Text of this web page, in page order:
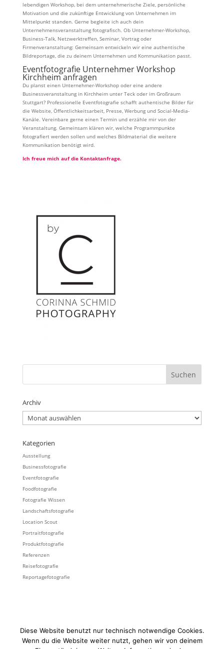
lebendigen Workshop, bei dem unternehmerische Ziele, persönliche
Motivation und die zukünftige Entwicklung von Unternehmen im
Mittelpunkt standen. Gerne begleite ich auch dein
Unternehmensveranstaltung fotografisch. Ob Unternehmer-Workshop,
Business-Talk, Netzwerktreffen, Seminar, Vortrag oder
Firmenveranstaltung: Gemeinsam entwickeln wir eine authentische
Bildreportage, die zu deinem Unternehmen und Kommunikation passt.
Eventfotografie Unternehmer Workshop
Kirchheim anfragen
Du planst einen Unternehmer-Workshop oder eine andere
Businessveranstaltung in Kirchheim unter Teck oder im Großraum
Stuttgart? Professionelle Eventfotografie schafft authentische Bilder für
die Website, Öffentlichkeitsarbeit, Presse, Werbung und Social-Media-
Kanäle. Vereinbare gerne einen Termin und erzähle mir von der
Veranstaltung. Gemeinsam klären wir, welche Programmpunkte
fotografiert werden sollen und welches Bildmaterial die weitere
Kommunikation benötigt wird.
Ich freue mich auf die Kontaktanfrage.
Archiv
Archiv
Kategorien
Ausstellung
Businessfotografie
Eventfotografie
Foodfotografie
Fotografie Wissen
Landschaftsfotografie
Location Scout
Portraitfotografie
Produktfotografie
Referenzen
Reisefotografie
Reportagefotografie
SUCHE
FOTOGRAFIE
IMPRESSUM
DATENSCHUTZ
WERBEHINWEIS
Diese Website benutzt nur technisch notwendige Cookies.
Wenn du die Website weiter nutzt, gehen wir von deinem